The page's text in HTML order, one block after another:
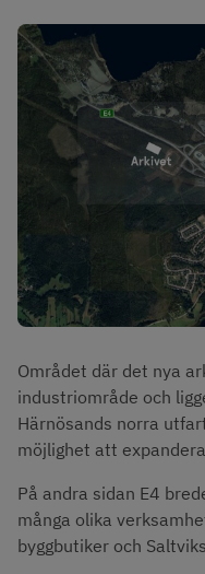
Området där det nya
industriområde och
Härnösands norra
möjlighet att
På andra sidan E4
många olika
byggbutiker och